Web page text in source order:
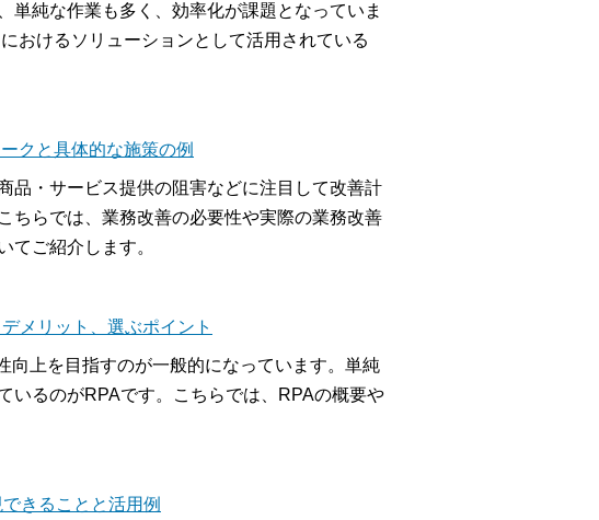
単純な作業も多く、効率化が課題となっていま
おけるソリューションとして活用されている
クと具体的な施策の例
品・サービス提供の阻害などに注目して改善計
ちらでは、業務改善の必要性や実際の業務改善
てご紹介します。
メリット、選ぶポイント
向上を目指すのが一般的になっています。単純
いるのがRPAです。こちらでは、RPAの概要や
きることと活用例